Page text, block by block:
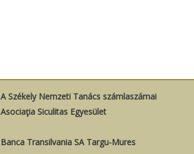
A Székely Nemzeti Tanács számlaszámai
Asociaţia Siculitas Egyesület
Banca Transilvania SA Targu-Mures